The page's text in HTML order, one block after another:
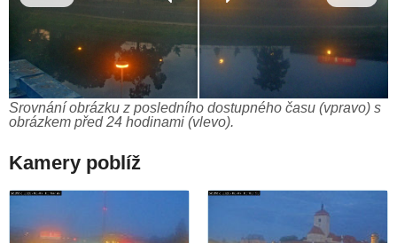
Srovnání obrázku z posledního dostupného času (vpravo) s
obrázkem před 24 hodinami (vlevo).
Kamery poblíž